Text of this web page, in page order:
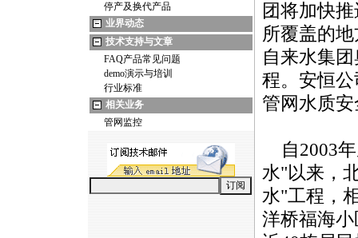
停产及换代产品
业界动态
技术支持与文章
FAQ产品常见问题
demo演示与培训
行业标准
相关业务
管网监控
团将加快
所覆盖的
自来水集
程。安恒
管网水质
自2003年
水"以来，
水"工程，
洋桥福海